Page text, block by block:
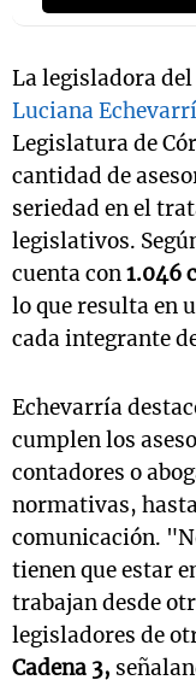
La legisladora
Luciana
Legislatura de
cantidad de
seriedad en el
legislativos.
cuenta con1.046
lo que resulta en
cada integrante
Echevarría
cumplen los
contadores o
normativas,
comunicación.
tienen que estar
trabajan desde
legisladores de
Cadena 3,